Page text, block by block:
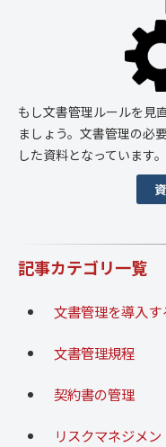
もし文書管理ルールを見
ましょう。文書管理の必
した資料となっています。
記事カテゴリ一覧
文書管理を導入す
文書管理規程
契約書の管理
リスクマネジメン